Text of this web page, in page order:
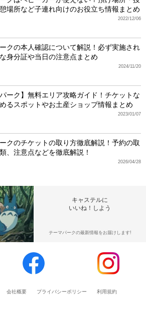
場所など子連れ向けのお役立ち情報まとめ
2022/12/06
クの本人確認について解説！必ず実施され
身分証や当日の注意点まとめ
2024/11/20
パーク】無料エリア攻略ガイド！チケットな
るスポットやお土産ショップ情報まとめ
2023/01/07
クのチケットの取り方徹底解説！予約の取
、注意点などを徹底解説！
2026/04/28
キャステルに
いいね！しよう
テーマパークの最新情報をお届けします!
会社概要 プライバシーポリシー 利用規約